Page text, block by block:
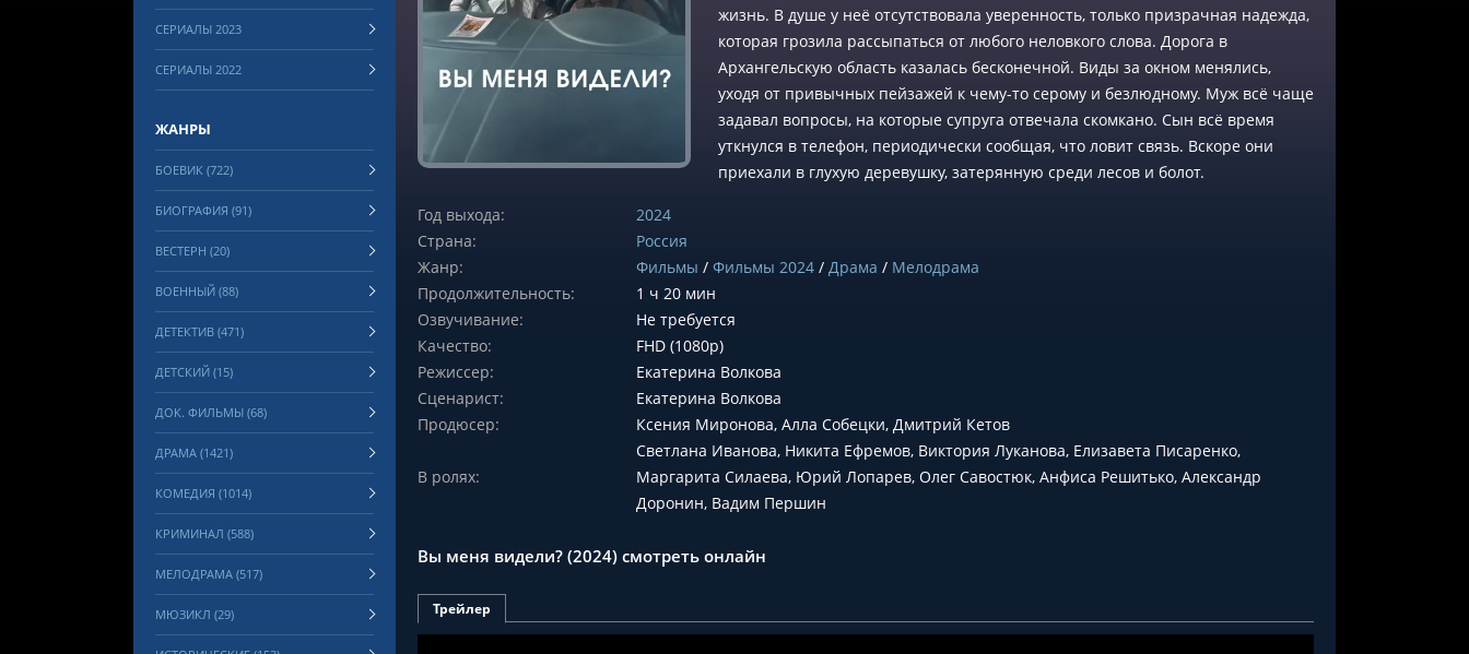
жизнь. В душе у неё отсутствовала уверенность, только призрачная надежда,
которая грозила рассыпаться от любого неловкого слова. Дорога в
Архангельскую область казалась бесконечной. Виды за окном менялись,
уходя от привычных пейзажей к чему-то серому и безлюдному. Муж всё чаще
задавал вопросы, на которые супруга отвечала скомкано. Сын всё время
уткнулся в телефон, периодически сообщая, что ловит связь. Вскоре они
приехали в глухую деревушку, затерянную среди лесов и болот.
Год выхода:
2024
Страна:
Россия
Жанр:
Фильмы / Фильмы 2024 / Драма / Мелодрама
Продолжительность:
1 ч 20 мин
Озвучивание:
Не требуется
Качество:
FHD (1080p)
Режиссер:
Екатерина Волкова
Сценарист:
Екатерина Волкова
Продюсер:
Ксения Миронова, Алла Собецки, Дмитрий Кетов
В ролях:
Светлана Иванова, Никита Ефремов, Виктория Луканова, Елизавета Писаренко,
Маргарита Силаева, Юрий Лопарев, Олег Савостюк, Анфиса Решитько, Александр
Доронин, Вадим Першин
Вы меня видели? (2024) смотреть онлайн
Трейлер
СЕРИАЛЫ 2023
СЕРИАЛЫ 2022
ЖАНРЫ
БОЕВИК (722)
БИОГРАФИЯ (91)
ВЕСТЕРН (20)
ВОЕННЫЙ (88)
ДЕТЕКТИВ (471)
ДЕТСКИЙ (15)
ДОК. ФИЛЬМЫ (68)
ДРАМА (1421)
КОМЕДИЯ (1014)
КРИМИНАЛ (588)
МЕЛОДРАМА (517)
МЮЗИКЛ (29)